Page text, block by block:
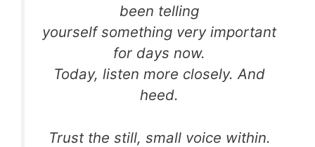
been telling
yourself something very important
for days now.
Today, listen more closely. And
heed.
Trust the still, small voice within.